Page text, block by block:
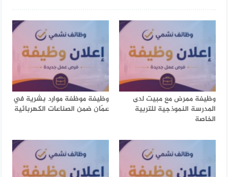
وظيفة ممرض مع مبيت لدى
المدرسة النموذجية للتربية
الخاصة
وظيفة موظفة موارد بشرية في
عمّان ضمن الصناعات الكهربائية